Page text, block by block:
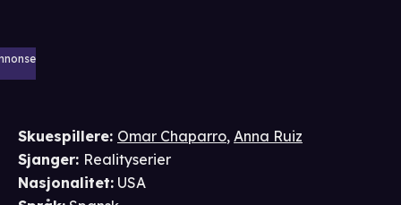
Skuespillere: Omar Chaparro, Anna Ruiz
Sjanger: Realityserier
Nasjonalitet: USA